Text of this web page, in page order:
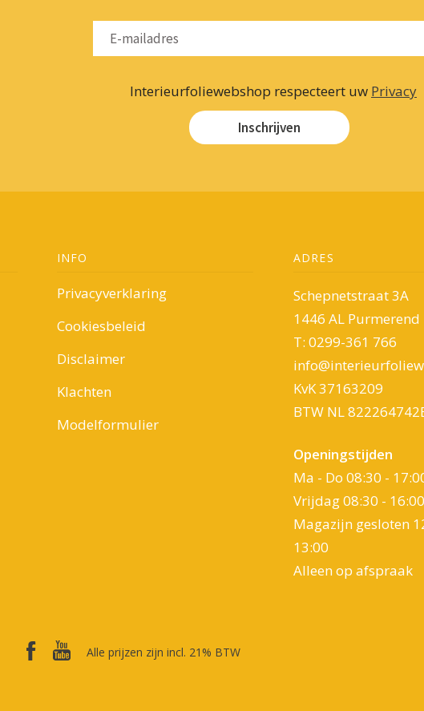
Interieurfoliewebshop respecteert uw Privacy
Inschrijven
INFO
Privacyverklaring
Cookiesbeleid
Disclaimer
Klachten
Modelformulier
ADRES
Schepnetstraat 3A
1446 AL Purmerend
T: 0299-361 766
KvK 37163209
BTW NL
Openingstijden
Ma - Do 08:30 -
Vrijdag 08:30 - 16:00
Magazijn gesloten
13:00
Alleen op afspraak
Alle prijzen zijn incl. 21% BTW